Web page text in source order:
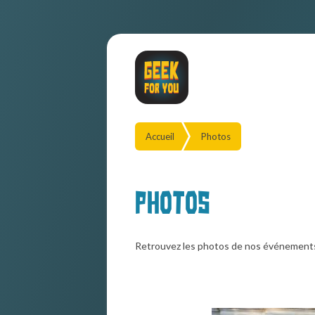
Accueil Photos
Photos
Retrouvez les photos de nos